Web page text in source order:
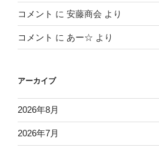
コメント に 安藤商会 より
コメント に あー☆ より
アーカイブ
2026年8月
2026年7月